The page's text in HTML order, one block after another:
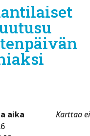
Karttaa
aika